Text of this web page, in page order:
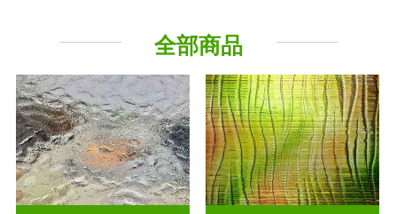
工程玻璃
全部商品